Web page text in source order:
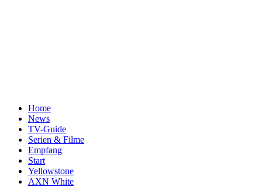
Home
News
TV-Guide
Serien & Filme
Empfang
Start
Yellowstone
AXN White